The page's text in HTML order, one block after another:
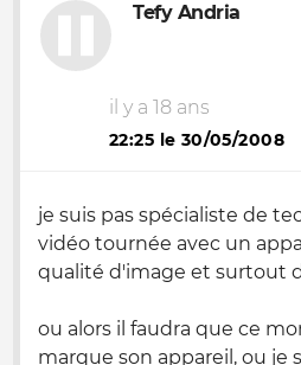
Tefy Andria
il y a 18 ans
22:25 le 30/05/2008
je suis pas spécialiste de
vidéo tournée avec un
qualité d'image et surtout
ou alors il faudra que ce
marque son appareil, ou je